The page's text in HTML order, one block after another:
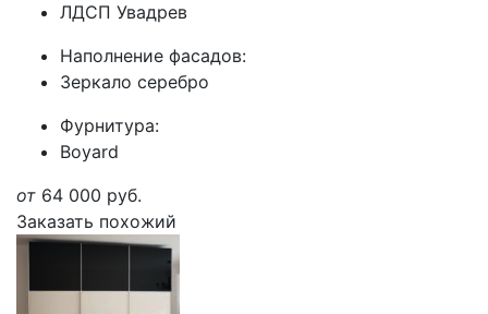
ЛДСП Увадрев
Наполнение фасадов:
Зеркало серебро
Фурнитура:
Boyard
от 64 000 руб.
Заказать похожий